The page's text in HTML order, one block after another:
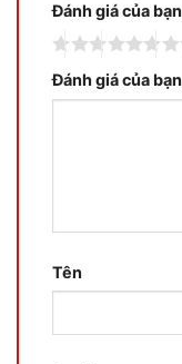
Đánh giá của bạn
Đánh giá của bạn
Tên